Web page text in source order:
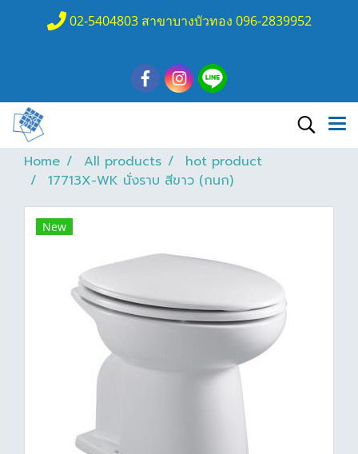
02-5404803 สาขาบางบัวทอง 096-2839952
Home All products
hot product
17713X-WK นั่งราบ สีขาว (กนก)
New